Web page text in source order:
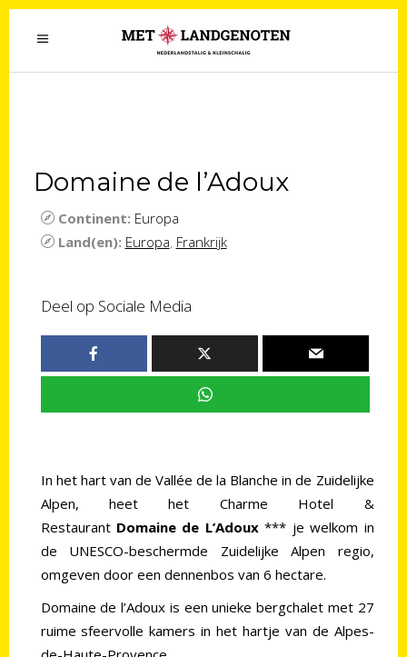
Domaine de l’Adoux
Continent: Europa
Land(en): Europa, Frankrijk
Deel op Sociale Media
In het hart van de Vallée de la Blanche in de Zuidelijke
Alpen, heet het Charme Hotel &
Restaurant Domaine de L’Adoux*** je welkom in
de UNESCO-beschermde Zuidelijke Alpen regio,
omgeven door een dennenbos van 6 hectare.
Domaine de l’Adoux is een unieke bergchalet met 27
ruime sfeervolle kamers in het hartje van de Alpes-